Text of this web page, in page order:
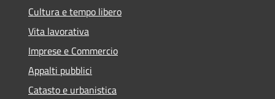
Cultura e tempo libero
Vita lavorativa
Imprese e Commercio
Appalti pubblici
Catasto e urbanistica